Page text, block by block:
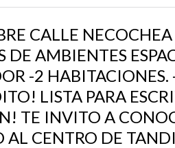
CALLE
AMBIENTES
-2 HABITACIONES.
LISTA PARA
TE INVITO A
AL CENTRO DE